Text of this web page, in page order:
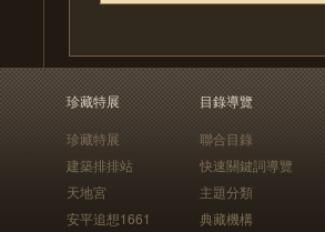
珍藏特展
珍藏特展
建築排排站
天地宮
安平追想1661
目錄導覽
聯合目錄
快速關鍵詞導覽
主題分類
典藏機構